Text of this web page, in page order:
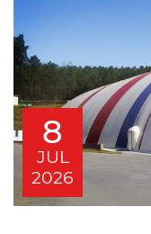
8
JUL
2026